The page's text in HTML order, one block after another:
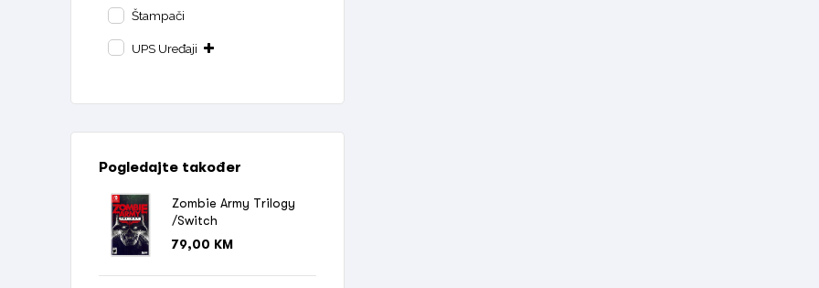
Štampači
UPS Uređaji
Pogledajte također
Zombie Army Trilogy
/Switch
79,00 KM